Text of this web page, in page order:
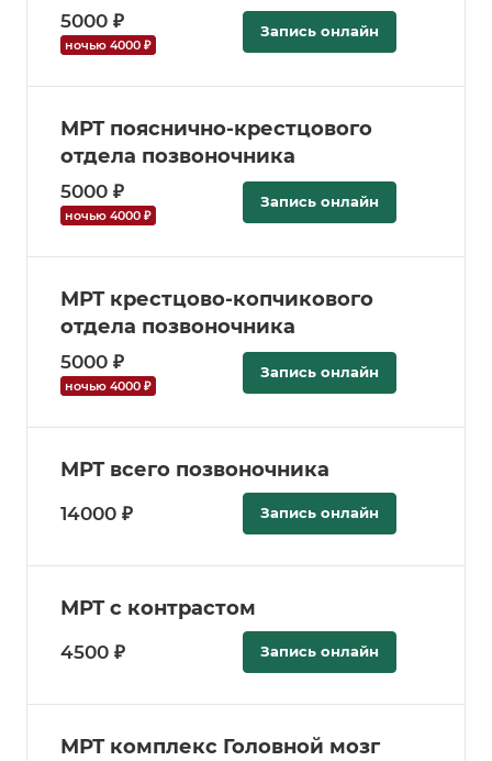
5000 ₽
ночью 4000 ₽
Запись онлайн
МРТ пояснично-крестцового
отдела позвоночника
5000 ₽
ночью 4000 ₽
Запись онлайн
МРТ крестцово-копчикового
отдела позвоночника
5000 ₽
ночью 4000 ₽
Запись онлайн
МРТ всего позвоночника
14000 ₽ Запись онлайн
МРТ с контрастом
4500 ₽ Запись онлайн
МРТ комплекс Головной мозг